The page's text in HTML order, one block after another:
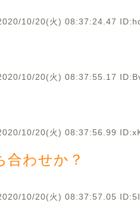
10/20(火) 08:37:24.47
10/20(火) 08:37:55.17
10/20(火) 08:37:56.99
合わせか？
10/20(火) 08:37:57.05